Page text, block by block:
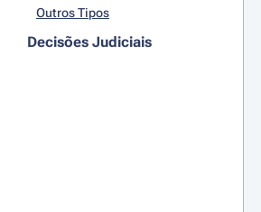
Outros Tipos
Decisões Judiciais